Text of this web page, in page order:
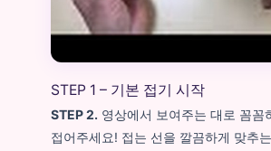
STEP 1 – 기본 접기 시작
STEP 2. 영상에서 보여주는 대로 꼼꼼
접어주세요! 접는 선을 깔끔하게 맞추